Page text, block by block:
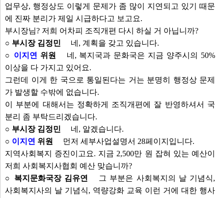
업무상, 행정상도 이렇게 문제가 좀 많이 지연되고 있기 때문
에 진짜 분리가 제일 시급하다고 보고요.
부시장님? 저희 어차피 조직개편 다시 하실 거 아닙니까?
○ 부시장 김정민
네, 계획을 갖고 있습니다.
○ 이지연 위원
네, 복지국과 문화국은 지금 양주시의 50%
이상을 다 가지고 있어요.
그런데 이게 한 국으로 통일된다는 거는 분명히 행정상 문제
가 발생할 수밖에 없습니다.
이 부분에 대해서는 정확하게 조직개편에 잘 반영하셔서 국
분리 좀 부탁드리겠습니다.
○ 부시장 김정민
네, 알겠습니다.
○ 이지연 위원
먼저 세부사업설명서 28페이지입니다.
지역사회복지 증진이고요. 지금 2,500만 원 잡혀 있는 예산이
저희 사회복지사협회 예산 맞습니까?
○ 복지문화국장 김유연
그 부분은 사회복지의 날 기념식,
사회복지사의 날 기념식, 역량강화 교육 이런 거에 대한 행사